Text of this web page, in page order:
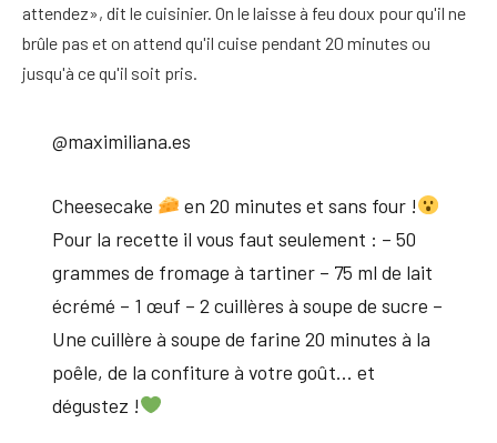
attendez», dit le cuisinier. On le laisse à feu doux pour qu'il ne
brûle pas et on attend qu'il cuise pendant 20 minutes ou
jusqu'à ce qu'il soit pris.
@maximiliana.es
Cheesecake
en 20 minutes et sans four !
Pour la recette il vous faut seulement : – 50
grammes de fromage à tartiner – 75 ml de lait
écrémé – 1 œuf – 2 cuillères à soupe de sucre –
Une cuillère à soupe de farine 20 minutes à la
poêle, de la confiture à votre goût… et
dégustez !